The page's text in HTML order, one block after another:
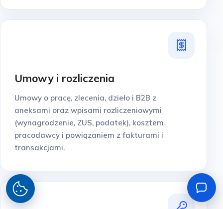
Umowy i rozliczenia
Umowy o pracę, zlecenia, dzieło i B2B z
aneksami oraz wpisami rozliczeniowymi
(wynagrodzenie, ZUS, podatek), kosztem
pracodawcy i powiązaniem z fakturami i
transakcjami.